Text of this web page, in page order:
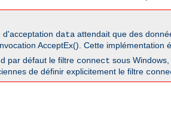
d'acceptation data attendait que des
AcceptEx(). Cette
par défaut le filtre connect sous
de définir explicitement le filtre